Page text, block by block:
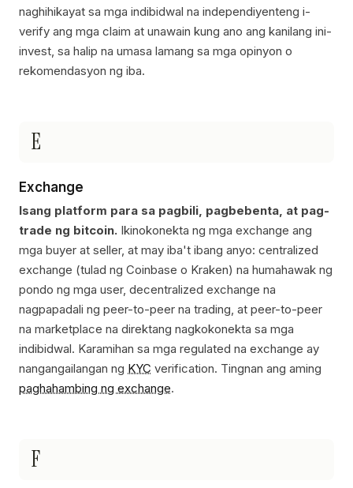
naghihikayat sa mga indibidwal na independiyenteng i-
verify ang mga claim at unawain kung ano ang kanilang ini-
invest, sa halip na umasa lamang sa mga opinyon o
rekomendasyon ng iba.
E
Exchange
Isang platform para sa pagbili, pagbebenta, at pag-
trade ng bitcoin. Ikinokonekta ng mga exchange ang
mga buyer at seller, at may iba't ibang anyo: centralized
exchange (tulad ng Coinbase o Kraken) na humahawak ng
pondo ng mga user, decentralized exchange na
nagpapadali ng peer-to-peer na trading, at peer-to-peer
na marketplace na direktang nagkokonekta sa mga
indibidwal. Karamihan sa mga regulated na exchange ay
nangangailangan ng KYC verification. Tingnan ang aming
paghahambing ng exchange.
F